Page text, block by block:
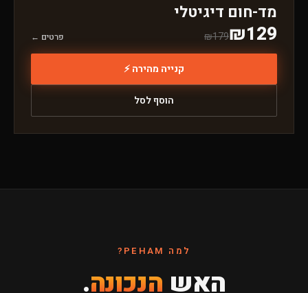
מד-חום דיגיטלי
₪129
₪179 פרטים ←
קנייה מהירה ⚡
הוסף לסל
למה PEHAM?
האש הנכונה.